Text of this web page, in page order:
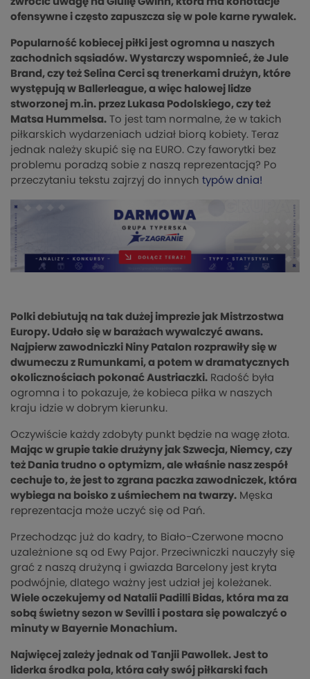
ofensywne i często zapuszcza się w pole karne rywalek.
Popularność kobiecej piłki jest ogromna u naszych
zachodnich sąsiadów. Wystarczy wspomnieć, że Jule
Brand, czy też Selina Cerci są trenerkami drużyn, które
występują w Ballerleague, a więc halowej lidze
stworzonej m.in. przez Lukasa Podolskiego, czy też
Matsa Hummelsa. To jest tam normalne, że w takich
piłkarskich wydarzeniach udział biorą kobiety. Teraz
jednak należy skupić się na EURO. Czy faworytki bez
problemu poradzą sobie z naszą reprezentacją? Po
przeczytaniu tekstu zajrzyj do innych typów dnia!
Polki debiutują na tak dużej imprezie jak Mistrzostwa
Europy. Udało się w barażach wywalczyć awans.
Najpierw zawodniczki Niny Patalon rozprawiły się w
dwumeczu z Rumunkami, a potem w dramatycznych
okolicznościach pokonać Austriaczki. Radość była
ogromna i to pokazuje, że kobieca piłka w naszych
kraju idzie w dobrym kierunku.
Oczywiście każdy zdobyty punkt będzie na wagę złota.
Mając w grupie takie drużyny jak Szwecja, Niemcy, czy
też Dania trudno o optymizm, ale właśnie nasz zespół
cechuje to, że jest to zgrana paczka zawodniczek, która
wybiega na boisko z uśmiechem na twarzy. Męska
reprezentacja może uczyć się od Pań.
Przechodząc już do kadry, to Biało-Czerwone mocno
uzależnione są od Ewy Pajor. Przeciwniczki nauczyły się
grać z naszą drużyną i gwiazda Barcelony jest kryta
podwójnie, dlatego ważny jest udział jej koleżanek.
Wiele oczekujemy od Natalii Padilli Bidas, która ma za
sobą świetny sezon w Sevilli i postara się powalczyć o
minuty w Bayernie Monachium.
Najwięcej zależy jednak od Tanjii Pawollek. Jest to
liderka środka pola, która cały swój piłkarski fach